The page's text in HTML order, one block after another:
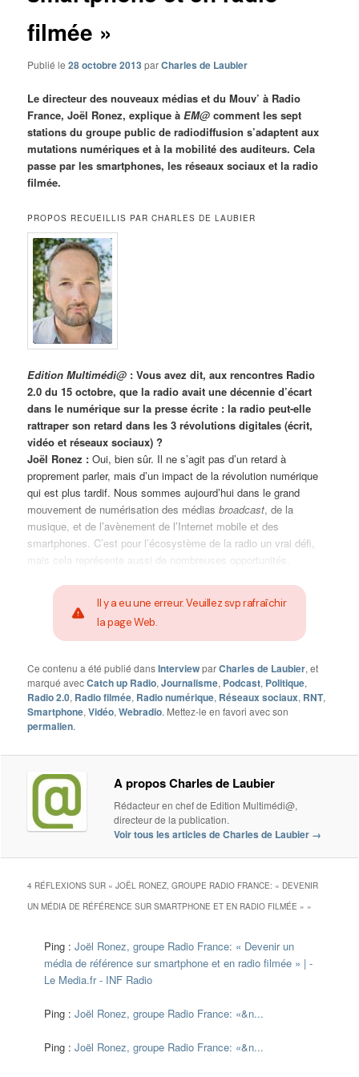
filmée »
Publié le28 octobre 2013 parCharles de Laubier
Le directeur des nouveaux médias et du Mouv’ à Radio
France, Joël Ronez, explique àEM@ comment les sept
stations du groupe public de radiodiffusion s’adaptent aux
mutations numériques et à la mobilité des auditeurs. Cela
passe par les smartphones, les réseaux sociaux et la radio
filmée.
PROPOS RECUEILLIS PAR CHARLES DE LAUBIER
Edition Multimédi@ : Vous avez dit, aux rencontres Radio
2.0 du 15 octobre, que la radio avait une décennie d’écart
dans le numérique sur la presse écrite : la radio peut-elle
rattraper son retard dans les 3 révolutions digitales (écrit,
vidéo et réseaux sociaux) ?
Joël Ronez : Oui, bien sûr. Il ne s’agit pas d’un retard à
proprement parler, mais d’un impact de la révolution numérique
qui est plus tardif. Nous sommes aujourd’hui dans le grand
mouvement de numérisation des médiasbroadcast, de la
musique, et de l’avènement de l’Internet mobile et des
smartphones. C’est pour l’écosystème de la radio un vrai défi,
mais cela représente aussi de nombreuses opportunités.
Il y a eu une erreur. Veuillez svp rafraîchir
la page Web.
Ce contenu a été publié dansInterviewparCharles de Laubier, et
marqué avecCatch up Radio,Journalisme, Podcast, Politique,
Radio 2.0, Radio filmée, Radio numérique, Réseaux sociaux, RNT,
Smartphone,Vidéo,Webradio. Mettez-le en favori avec son
permalien.
A propos Charles de Laubier
Rédacteur en chef de Edition Multimédi@,
directeur de la publication.
Voir tous les articles de Charles de Laubier →
4 RÉFLEXIONS SUR «JOËL RONEZ, GROUPE RADIO FRANCE: « DEVENIR
UN MÉDIA DE RÉFÉRENCE SUR SMARTPHONE ET EN RADIO FILMÉE » »
Ping :Joël Ronez, groupe Radio France: « Devenir un
média de référence sur smartphone et en radio filmée » | -
Le Media.fr - INF Radio
Ping :Joël Ronez, groupe Radio France: «&n...
Ping :Joël Ronez, groupe Radio France: «&n...